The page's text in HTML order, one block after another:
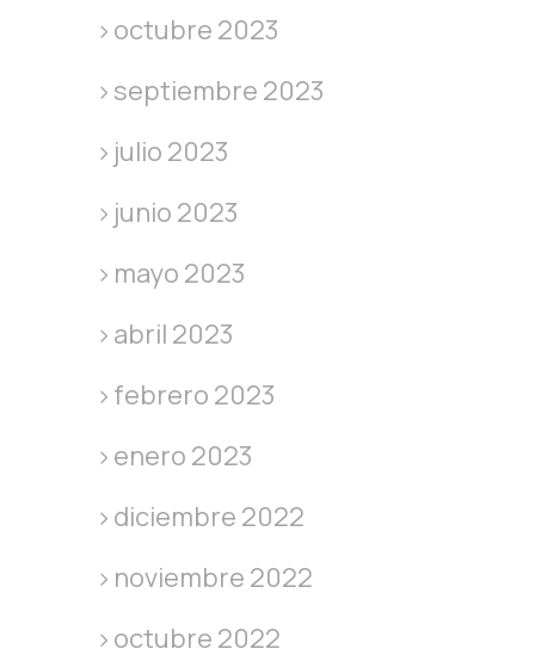
octubre 2023
septiembre 2023
julio 2023
junio 2023
mayo 2023
abril 2023
febrero 2023
enero 2023
diciembre 2022
noviembre 2022
octubre 2022